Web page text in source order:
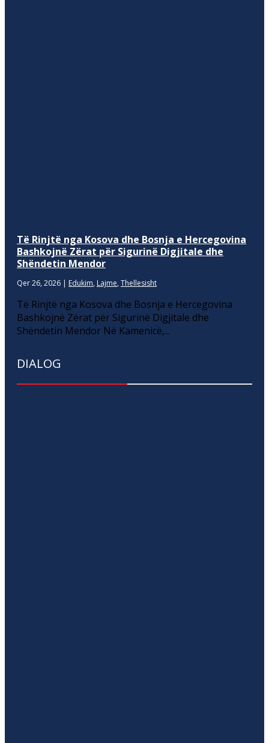
Të Rinjtë nga Kosova dhe Bosnja e Hercegovina
Bashkojnë Zërat për Sigurinë Digjitale dhe
Shëndetin Mendor
Qer 26, 2026 | Edukim, Lajme, Thellesisht
Të Rinjtë nga Kosova dhe Bosnja e Hercegovina
Bashkojnë Zërat për Sigurinë Digjitale dhe
Shëndetin Mendor Në Kamenicë,...
DIALOG